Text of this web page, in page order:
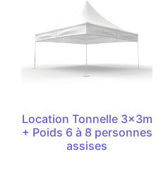
Location Tonnelle 3x3m
+ Poids 6 à 8 personnes
assises